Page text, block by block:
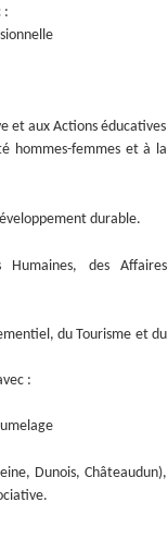
:
et aux Actions éducatives
hommes-femmes et à la
durable.
Humaines, des Affaires
du Tourisme et du
:
Dunois, Châteaudun),